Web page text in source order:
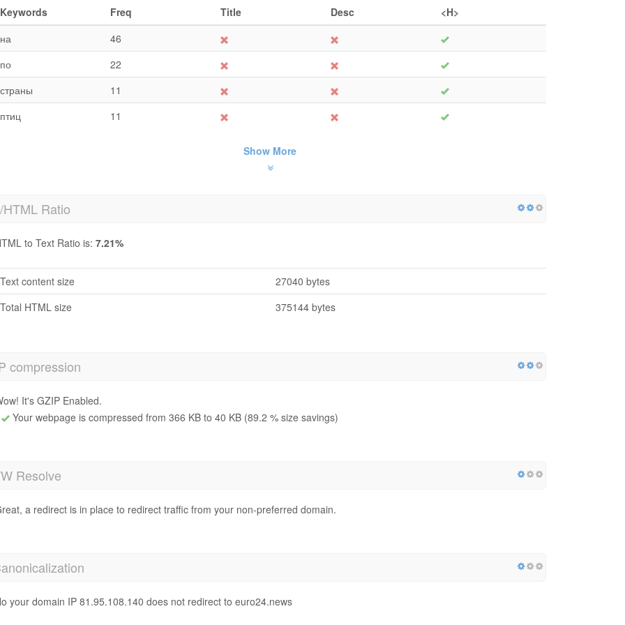
Keywords Freq Title Desc
<H>
на
46
по
22
страны
11
птиц
11
Show More
HTML Ratio
to Text Ratio is: 7.21%
Text content size
27040 bytes
Total HTML size
375144 bytes
compression
It's GZIP Enabled.
Your webpage is compressed from 366 KB to 40 KB (89.2 % size savings)
Resolve
a redirect is in place to redirect traffic from your non-preferred domain.
your domain IP 81.95.108.140 does not redirect to euro24.news